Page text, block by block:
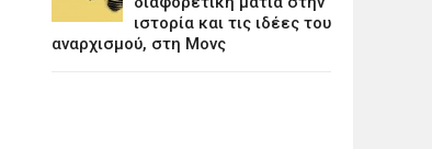
ιστορία και τις ιδέες του
αναρχισμού, στη Μονς